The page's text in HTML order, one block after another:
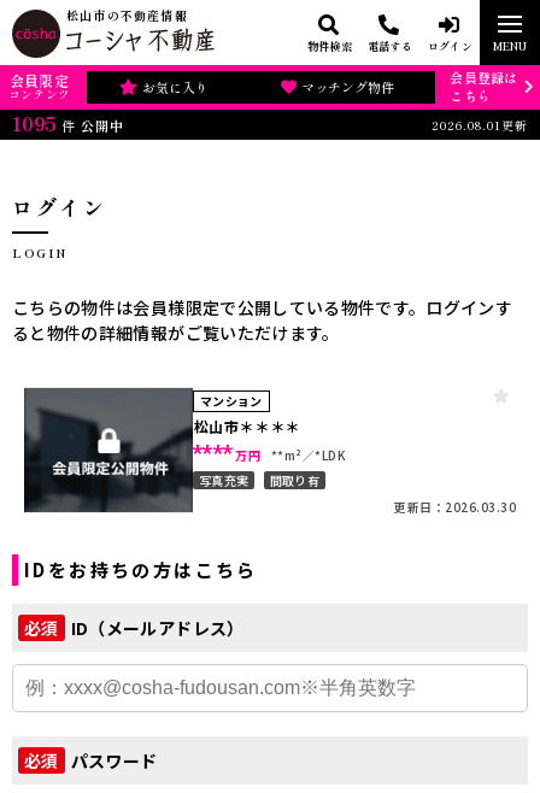
松山市の不動産情報
物件検索 電話する ログイン MENU
会員限定
コンテンツ お気に入り マッチング物件
会員登録は
こちら
1095 件 公開中 2026.08.01更新
ログイン
LOGIN
こちらの物件は会員様限定で公開している物件です。ログインす
ると物件の詳細情報がご覧いただけます。
マンション
松山市＊＊＊＊
****万円 **m²
*LDK
写真充実
間取り有
更新日：2026.03.30
IDをお持ちの方はこちら
必須 ID（メールアドレス）
必須 パスワード